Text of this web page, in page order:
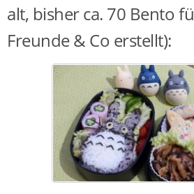
alt, bisher ca. 70 Bento
Freunde & Co erstellt):